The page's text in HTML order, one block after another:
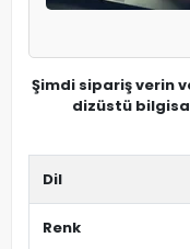
Şimdi sipariş verin
dizüstü
Dil
Renk